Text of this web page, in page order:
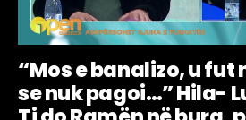
“Mos e banalizo, u fut
se nuk pagoi…” Hila-